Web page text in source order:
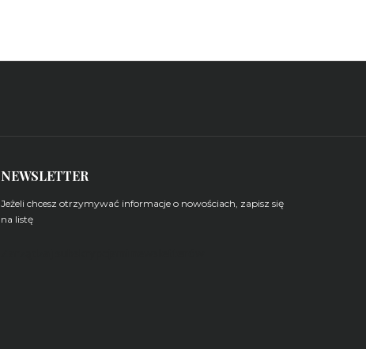
NEWSLETTER
Jeżeli chcesz otrzymywać informacje o nowościach, zapisz się
na listę